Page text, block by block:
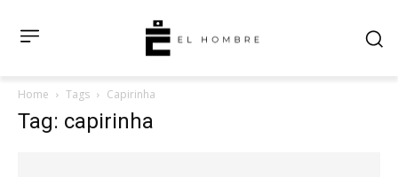
Home Tags Capirinha
Tag: capirinha